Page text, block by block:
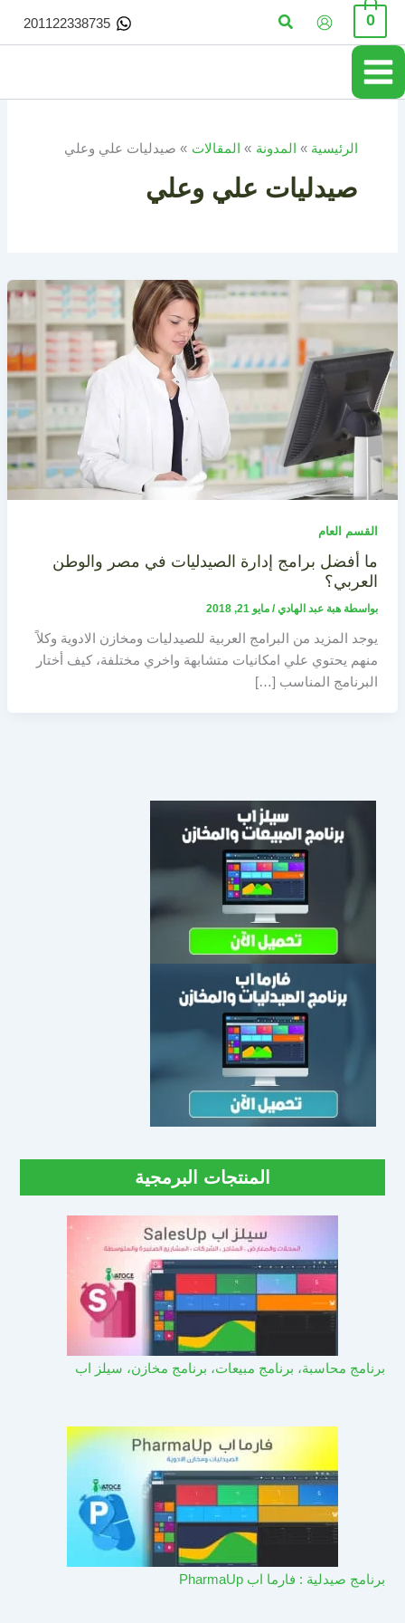
تخطي
المحتوى
0 البحث 201122338735
الرئيسية المدونة المقالات صيدليات علي وعلي
صيدليات علي وعلي
القسم العام
ما أفضل برامج إدارة الصيدليات في مصر والوطن
العربي؟
بواسطة هبة عبد الهادي/ مايو 21, 2018
يوجد المزيد من البرامج العربية للصيدليات ومخازن الادوية وكلاً
منهم يحتوي علي امكانيات متشابهة واخري مختلفة، كيف أختار
البرنامج المناسب […]
المنتجات البرمجية
برنامج محاسبة، برنامج مبيعات، برنامج مخازن، سيلز اب
برنامج صيدلية : فارما اب PharmaUp​